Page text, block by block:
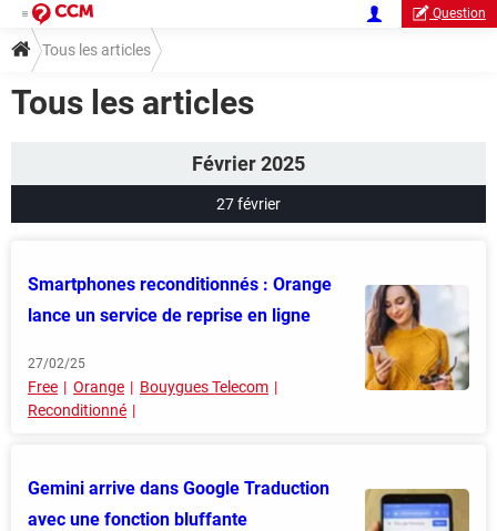
Question
Tous les articles
Tous les articles
Février 2025
27 février
Smartphones reconditionnés : Orange
lance un service de reprise en ligne
27/02/25
Free Orange
Bouygues Telecom
Reconditionné
Gemini arrive dans Google Traduction
avec une fonction bluffante